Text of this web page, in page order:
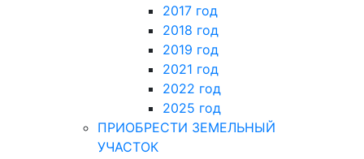
2017 год
2018 год
2019 год
2021 год
2022 год
2025 год
ПРИОБРЕСТИ ЗЕМЕЛЬНЫЙ
УЧАСТОК